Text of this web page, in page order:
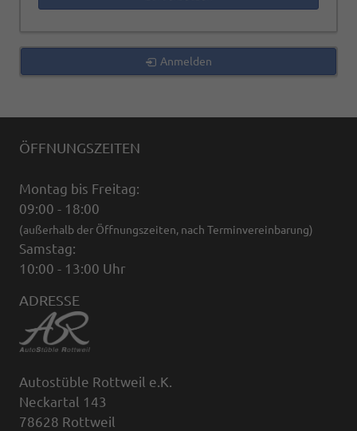
Anmelden
ÖFFNUNGSZEITEN
Montag bis Freitag:
09:00 - 18:00
(außerhalb der Öffnungszeiten, nach Terminvereinbarung)
Samstag:
10:00 - 13:00 Uhr
ADRESSE
Autostüble Rottweil e.K.
Neckartal 143
78628 Rottweil